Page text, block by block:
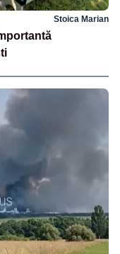
Stoica Marian